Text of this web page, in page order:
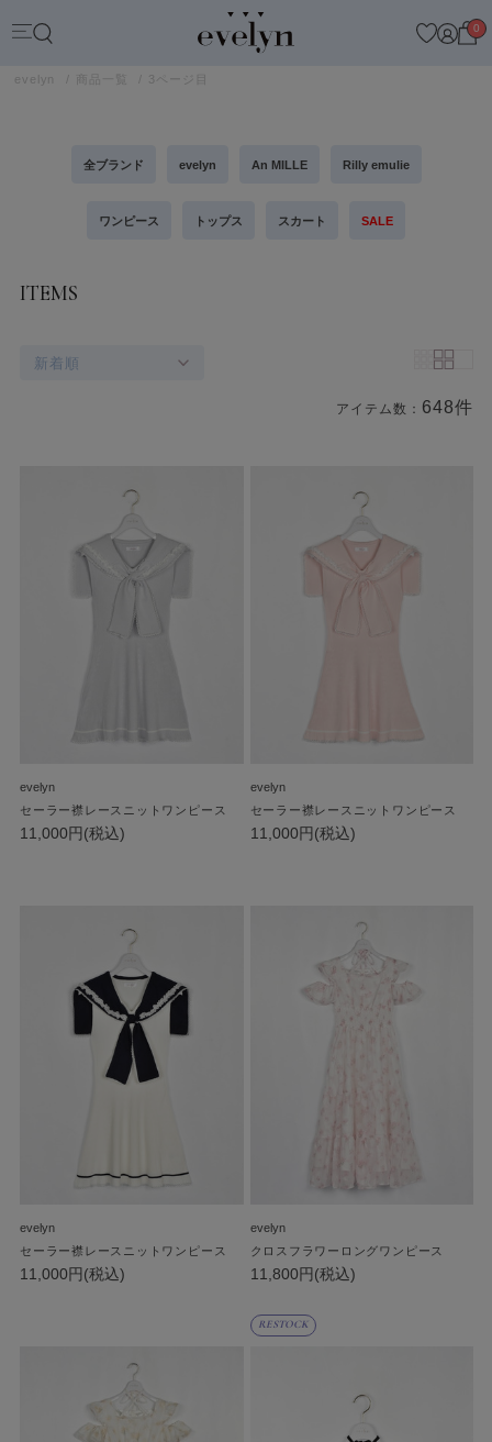
0
evelyn 商品一覧 3ページ目
全ブランド evelyn An MILLE Rilly emulie
ワンピース トップス スカート SALE
ITEMS
新着順
アイテム数： 648件
evelyn
セーラー襟レースニットワンピース
11,000円(税込)
evelyn
セーラー襟レースニットワンピース
11,000円(税込)
evelyn
セーラー襟レースニットワンピース
11,000円(税込)
evelyn
クロスフラワーロングワンピース
11,800円(税込)
RESTOCK